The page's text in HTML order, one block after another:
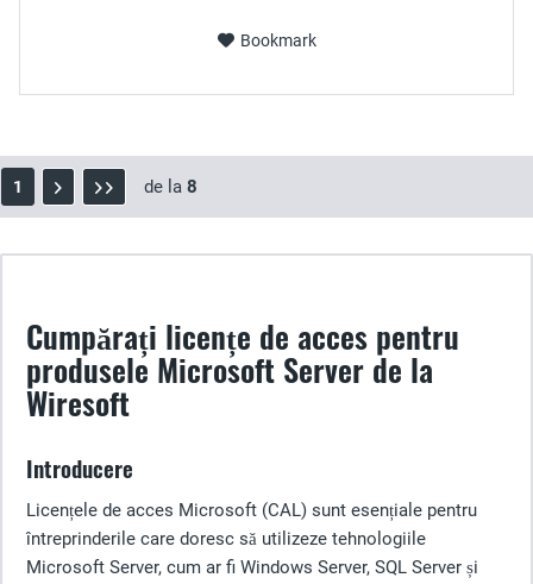
Bookmark
1 de la 8
Cumpărați licențe de acces pentru
produsele Microsoft Server de la
Wiresoft
Introducere
Licențele de acces Microsoft (CAL) sunt esențiale pentru
întreprinderile care doresc să utilizeze tehnologiile
Microsoft Server, cum ar fi Windows Server, SQL Server și